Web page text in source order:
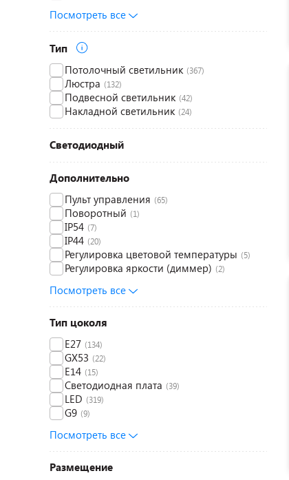
Посмотреть все
Тип
Потолочный светильник (367)
Люстра (132)
Подвесной светильник (42)
Накладной светильник (24)
Светодиодный
Дополнительно
Пульт управления (65)
Поворотный (1)
IP54 (7)
IP44 (20)
Регулировка цветовой температуры (5)
Регулировка яркости (диммер) (2)
Посмотреть все
Тип цоколя
E27 (134)
GX53 (22)
E14 (15)
Светодиодная плата (39)
LED (319)
G9 (9)
Посмотреть все
Размещение